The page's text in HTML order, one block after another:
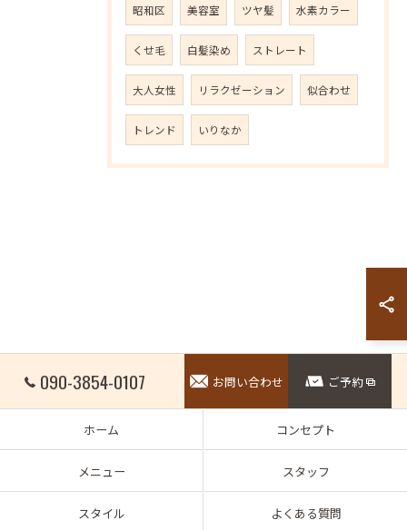
昭和区 美容室 ツヤ髪 水素カラー
くせ毛 白髪染め ストレート
大人女性 リラクゼーション 似合わせ
トレンド いりなか
090-3854-0107 お問い合わせ ご予約
ホーム コンセプト
メニュー スタッフ
スタイル よくある質問